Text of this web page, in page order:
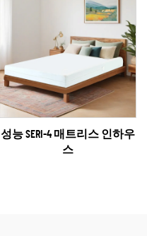
성능 SERI-4 매트리스 인하우
스